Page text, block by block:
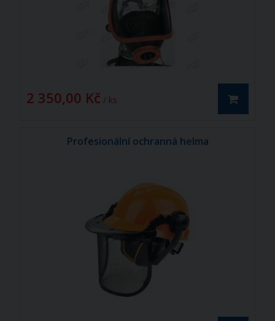
2 350,00 Kč / ks
Profesionální ochranná helma